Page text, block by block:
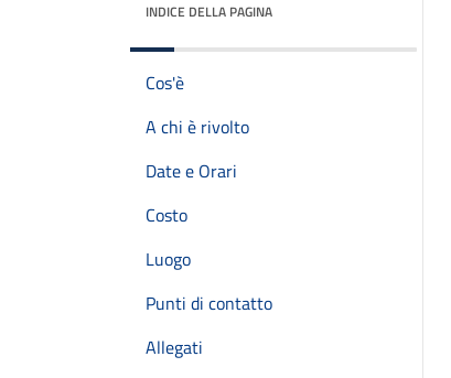
INDICE DELLA PAGINA
Cos'è
A chi è rivolto
Date e Orari
Costo
Luogo
Punti di contatto
Allegati